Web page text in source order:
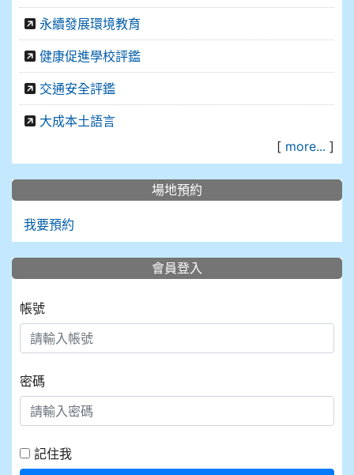
永續發展環境教育
健康促進學校評鑑
交通安全評鑑
大成本土語言
[ more... ]
場地預約
我要預約
會員登入
帳號
密碼
記住我